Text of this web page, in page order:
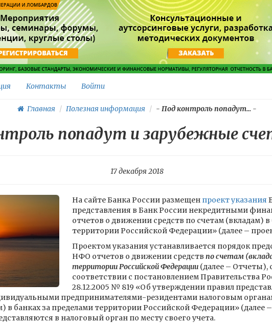
Контакты Войти
Главная Полезная информация - Под контроль попадут... -
попадут и зарубежные
17 декабря 2018
На сайте Банка России размещен проект указания
представления в Банк России некредитными
отчетов о движении средств по счетам (вкладам) в
территории Российской Федерации» (далее –
Проектом указания устанавливается порядок
НФО отчетов о движении средств по счетам
территории Российской Федерации (далее – Отчеты),
соответствии с постановлением Правительства
28.12.2005 № 819 «Об утверждении правил
предпринимателями-резидентами налоговым
в банках за пределами территории Российской Федерации»
в налоговый орган по месту своего учета.